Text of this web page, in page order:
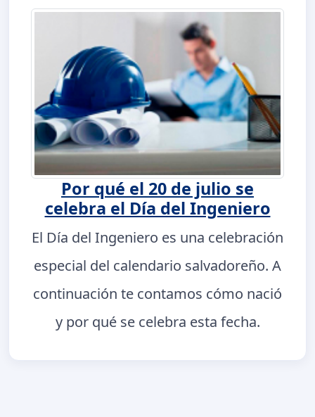
Por qué el 20 de julio se
celebra el Día del Ingeniero
El Día del Ingeniero es una celebración
especial del calendario salvadoreño. A
continuación te contamos cómo nació
y por qué se celebra esta fecha.